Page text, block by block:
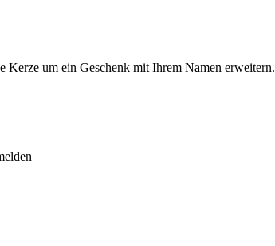
Kerze um ein Geschenk mit Ihrem Namen erweitern.